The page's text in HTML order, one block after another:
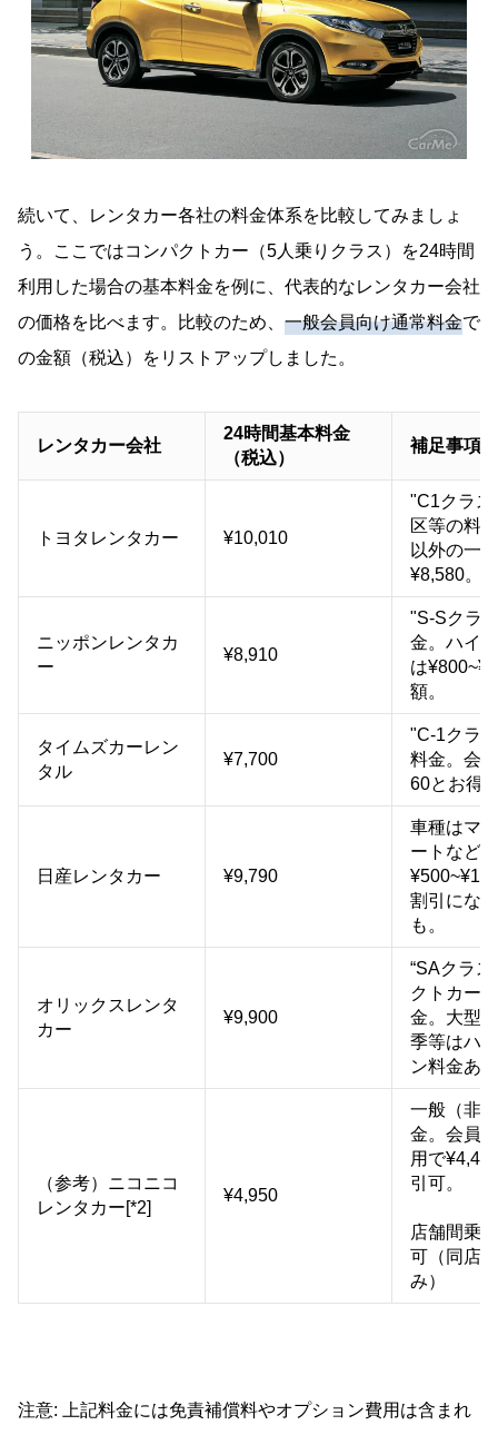
続いて、レンタカー各社の料金体系を比較してみましょ
う。ここではコンパクトカー（5人乗りクラス）を24時間
利用した場合の基本料金を例に、代表的なレンタカー会社
の価格を比べます。比較のため、 一般会員向け通常料金で
の金額（税込）をリストアップしました。
レンタカー会社
24時間基本料金
（税込）
補足事項
トヨタレンタカー ¥10,010
"C1クラス
区等の料
以外の一
¥8,580。
ニッポンレンタカ
ー
¥8,910
"S-Sクラ
金。ハイ
は
額。
タイムズカーレン
タル
¥7,700
"C-1クラ
料金。会
60とお得
日産レンタカー ¥9,790
車種はマ
ートなど
割引にな
も。
オリックスレンタ
カー
¥9,900
“SAクラス
クトカー
金。大型
季等はハ
ン料金あり
（参考）ニコニコ
レンタカー[*2]
¥4,950
一般（非
金。会員
用で
引可。
店舗間乗
可（同店
み）
注意: 上記料金には免責補償料やオプション費用は含まれ